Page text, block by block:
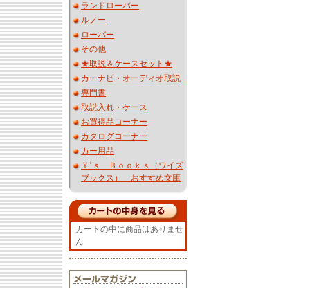
ランドローバー
ルノー
ローバー
その他
★取説＆ケースセット★
カーナビ・オーディオ取説
専門書
取説入れ・ケース
お買得品コーナー
カタログコーナー
カー用品
Ｙ’ｓ Ｂｏｏｋｓ（ワイズ
ブックス） おすすめ文庫
カートの中に商品はありませ
ん